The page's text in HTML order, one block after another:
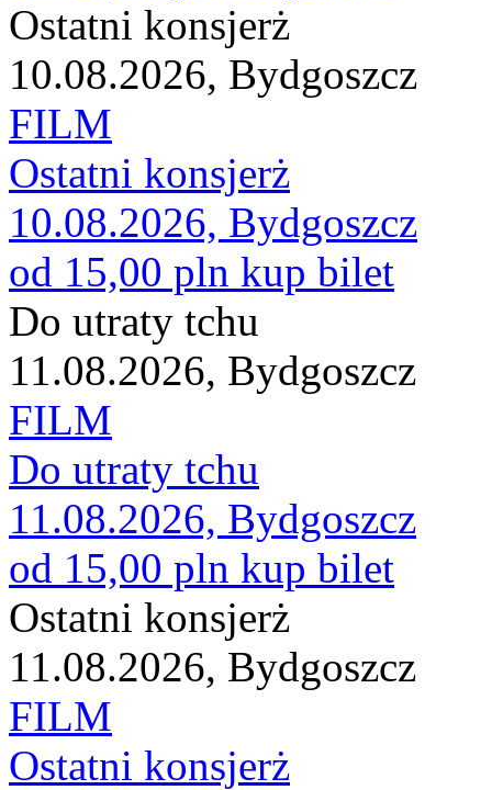
Ostatni konsjerż
10.08.2026, Bydgoszcz
FILM
Ostatni konsjerż
10.08.2026, Bydgoszcz
od 15,00 pln kup bilet
Do utraty tchu
11.08.2026, Bydgoszcz
FILM
Do utraty tchu
11.08.2026, Bydgoszcz
od 15,00 pln kup bilet
Ostatni konsjerż
11.08.2026, Bydgoszcz
FILM
Ostatni konsjerż